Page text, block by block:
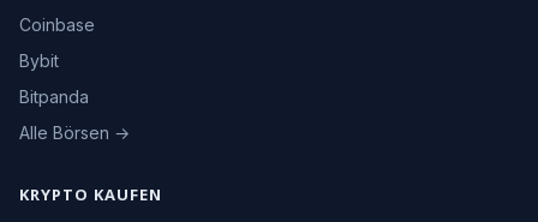
Coinbase
Bybit
Bitpanda
Alle Börsen →
KRYPTO KAUFEN